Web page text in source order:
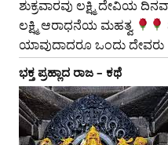
ಶುಕ್ರವಾರವು ಲಕ್ಷ್ಮಿ ದೇವಿಯ
ಲಕ್ಷ್ಮಿ ಆರಾಧನೆಯ ಮಹತ್ವ
ಯಾವುದಾದರೂ ಒಂದು ದೇವರು
ಭಕ್ತ ಪ್ರಹ್ಲಾದ ರಾಜ – ಕಥೆ